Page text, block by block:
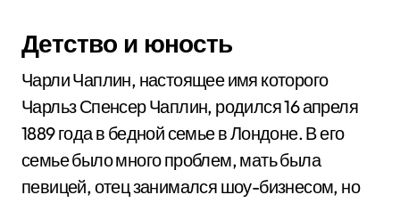
Детство и юность
Чарли Чаплин, настоящее имя которого
Чарльз Спенсер Чаплин, родился 16 апреля
1889 года в бедной семье в Лондоне. В его
семье было много проблем, мать была
певицей, отец занимался шоу-бизнесом, но